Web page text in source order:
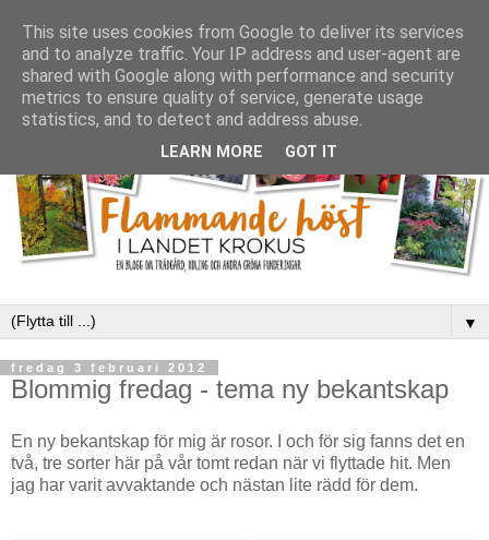
▼
fredag 3 februari 2012
Blommig fredag - tema ny bekantskap
En ny bekantskap för mig är rosor. I och för sig fanns det en
två, tre sorter här på vår tomt redan när vi flyttade hit. Men
jag har varit avvaktande och nästan lite rädd för dem.
This site uses cookies from Google to deliver its services
and to analyze traffic. Your IP address and user-agent are
shared with Google along with performance and security
metrics to ensure quality of service, generate usage
statistics, and to detect and address abuse.
LEARN MORE GOT IT